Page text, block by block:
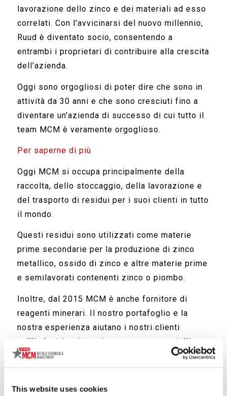
This website uses cookies
lavorazione dello zinco e dei materiali ad esso
correlati. Con l'avvicinarsi del nuovo millennio,
Ruud è diventato socio, consentendo a
entrambi i proprietari di contribuire alla crescita
dell'azienda.
Oggi sono orgogliosi di poter dire che sono in
attività da 30 anni e che sono cresciuti fino a
diventare un'azienda di successo di cui tutto il
team MCM è veramente orgoglioso.
Per saperne di più
Oggi MCM si occupa principalmente della
raccolta, dello stoccaggio, della lavorazione e
del trasporto di residui per i suoi clienti in tutto
il mondo.
Questi residui sono utilizzati come materie
prime secondarie per la produzione di zinco
metallico, ossido di zinco e altre materie prime
e semilavorati contenenti zinco o piombo.
Inoltre, dal 2015 MCM è anche fornitore di
reagenti minerari. Il nostro portafoglio e la
nostra esperienza aiutano i nostri clienti
nell'industria mineraria a recuperare metalli
comuni e preziosi come zinco, rame e oro.
qualità e consegne costanti per garantire la